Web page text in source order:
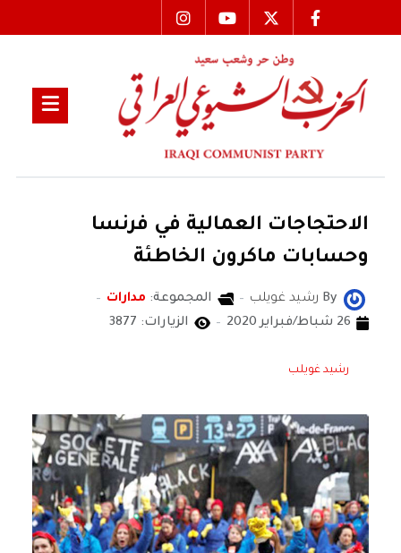
الاحتجاجات العمالية في فرنسا
وحسابات ماكرون الخاطئة
By رشيد غويلب المجموعة: مدارات
26 شباط/فبراير 2020
الزيارات: 3877
رشيد غويلب